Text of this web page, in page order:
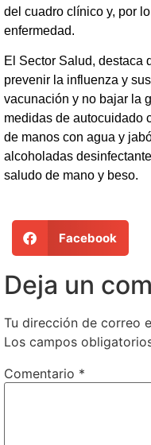
del cuadro clínico y, por
enfermedad.
El Sector Salud, destaca
prevenir la influenza y
vacunación y no bajar la
medidas de autocuidado
de manos con agua y
alcoholadas
saludo de mano y beso.
Facebook
Deja un
Tu dirección de correo
Los campos
Comentario *